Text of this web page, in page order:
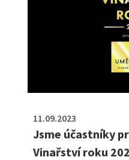
Jsme účastníky
Vinařství roku
11.09.2023